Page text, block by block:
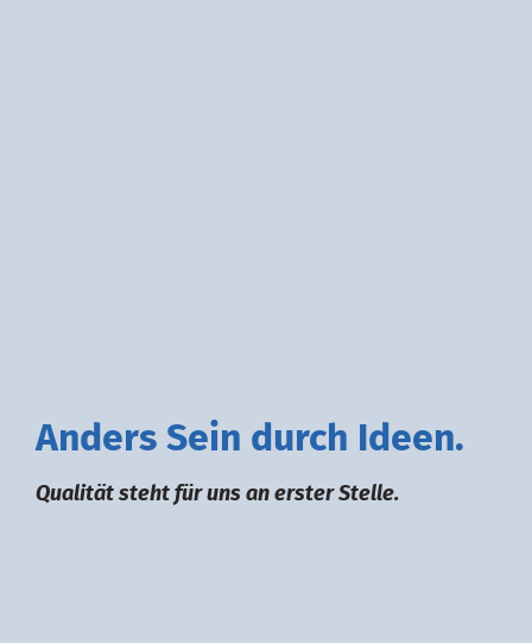
Anders Sein durch deen.
Qualität steht für uns an erster Stelle.